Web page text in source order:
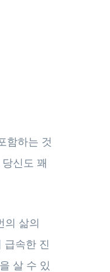
함하는 것
신도 꽤
의 삶의
속한 진
살 수 있